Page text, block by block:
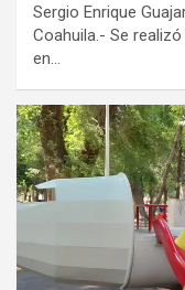
Sergio Enrique
Coahuila.- Se
en…